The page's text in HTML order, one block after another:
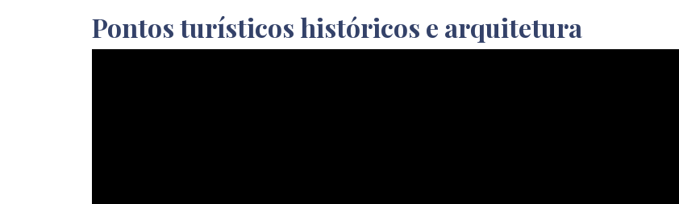
Pontos turísticos históricos e arquitetura